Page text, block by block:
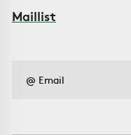
Maillist